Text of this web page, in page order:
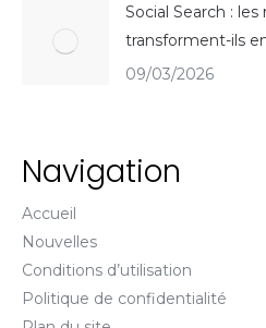
Social Search : les
transforment-ils
09/03/2026
Navigation
Accueil
Nouvelles
Conditions d’utilisation
Politique de confidentialité